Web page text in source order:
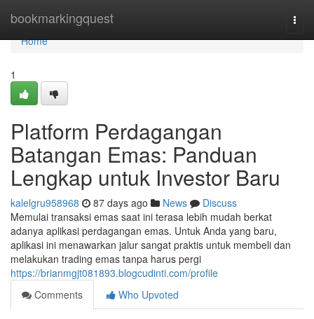
bookmarkingquest
Home
Home
1
Platform Perdagangan
Batangan Emas: Panduan
Lengkap untuk Investor Baru
kalelgru958968 87 days ago News
Discuss
Memulai transaksi emas saat ini terasa lebih mudah berkat
adanya aplikasi perdagangan emas. Untuk Anda yang baru,
aplikasi ini menawarkan jalur sangat praktis untuk membeli dan
melakukan trading emas tanpa harus pergi
https://brianmgjt081893.blogcudinti.com/profile
Comments
Who Upvoted